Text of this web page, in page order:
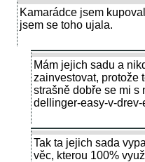
Kamarádce jsem
jsem se toho ujala.
Mám jejich sadu a
zainvestovat, protože
strašně dobře se mi s
dellinger-easy-v-
Tak ta jejich sada
věc, kterou 100%